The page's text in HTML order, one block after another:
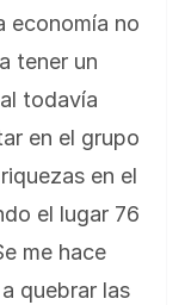
economía no
tener un
todavía
en el grupo
en el
el lugar 76
me hace
quebrar las